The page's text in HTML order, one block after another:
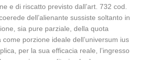
e di riscatto previsto dall’art. 732 cod.
dell’alienante sussiste soltanto in
sia pure parziale, della quota
porzione ideale dell’universum ius
per la sua efficacia reale, l’ingresso